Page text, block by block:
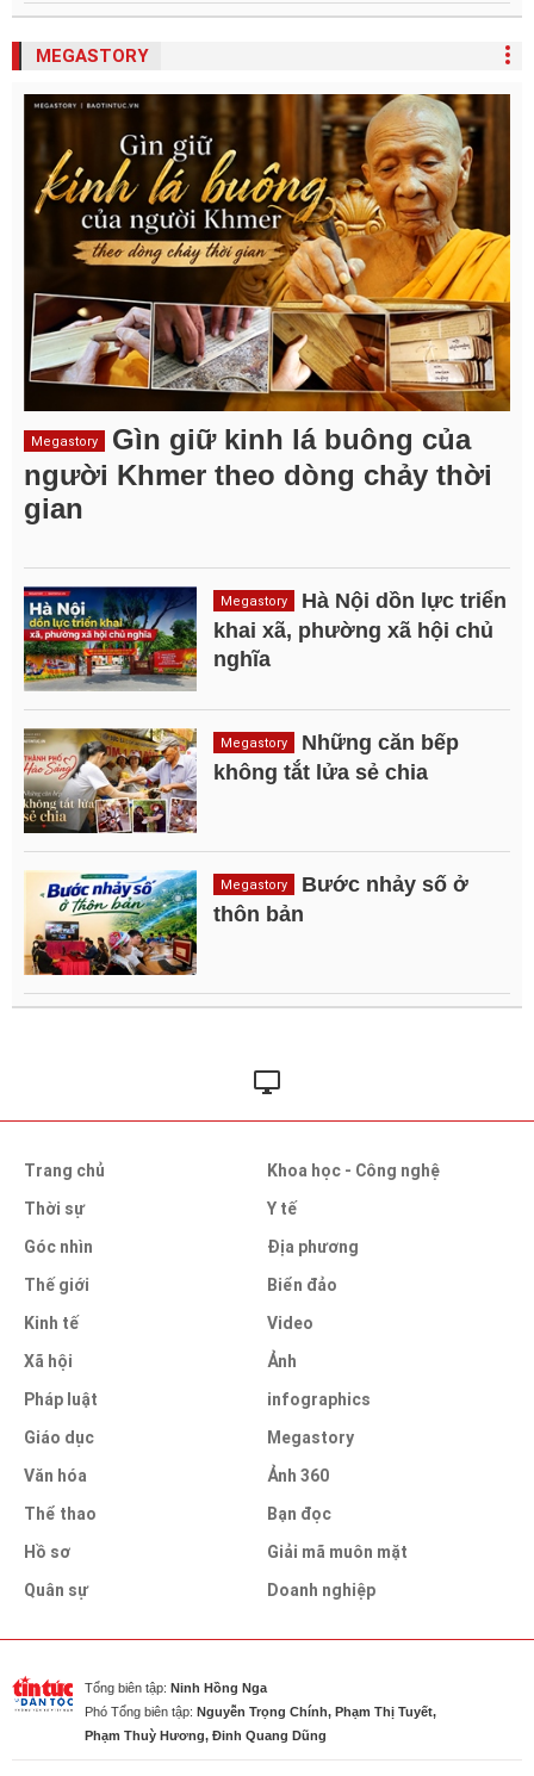
MEGASTORY
Megastory
Gìn giữ kinh lá buông của
người Khmer theo dòng chảy thời
gian
Megastory
Hà Nội dồn lực triển
khai xã, phường xã hội chủ
nghĩa
Megastory
Những căn bếp
không tắt lửa sẻ chia
Megastory
Bước nhảy số ở
thôn bản
Trang chủ
Thời sự
Góc nhìn
Thế giới
Kinh tế
Xã hội
Pháp luật
Giáo dục
Văn hóa
Thể thao
Hồ sơ
Quân sự
Khoa học - Công nghệ
Y tế
Địa phương
Biển đảo
Video
Ảnh
infographics
Megastory
Ảnh 360
Bạn đọc
Giải mã muôn mặt
Doanh nghiệp
Tổng biên tập: Ninh Hồng Nga
Phó Tổng biên tập: Nguyễn Trọng Chính, Phạm Thị Tuyết,
Phạm Thuỳ Hương, Đinh Quang Dũng